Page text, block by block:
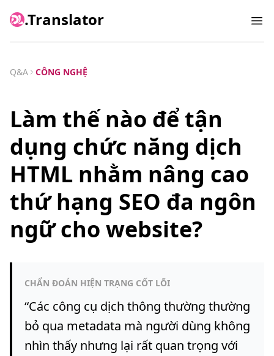
.Translator
Q&A CÔNG NGHỆ
Làm thế nào để tận
dụng chức năng dịch
HTML nhằm nâng cao
thứ hạng SEO đa ngôn
ngữ cho website?
CHẨN ĐOÁN HIỆN TRẠNG CỐT LÕI
“Các công cụ dịch thông thường thường
bỏ qua metadata mà người dùng không
nhìn thấy nhưng lại rất quan trọng với